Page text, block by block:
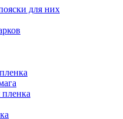
для них
пленка